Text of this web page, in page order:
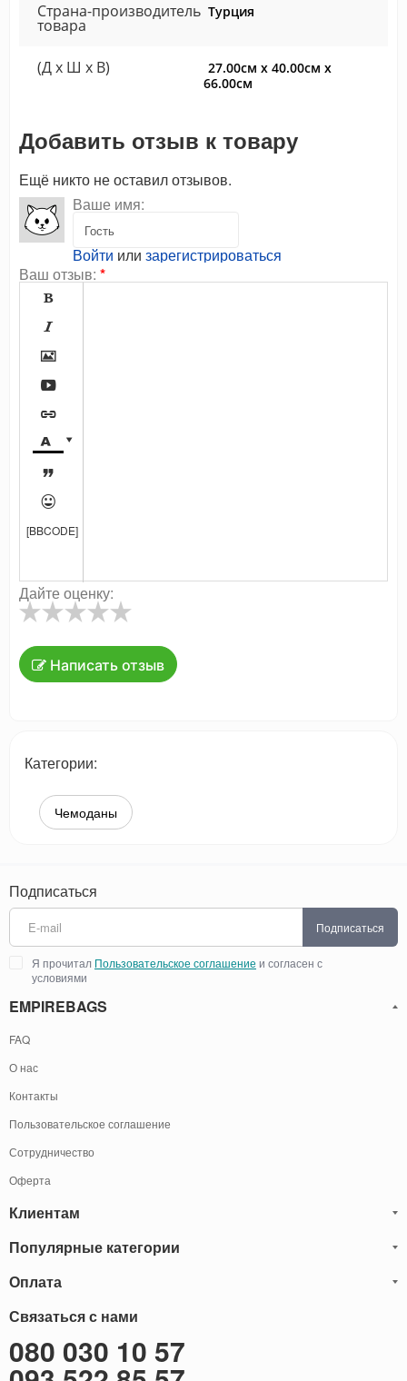
Страна-производитель
товара
Турция
(Д x Ш x В)
27.00см x 40.00см x
66.00см
Добавить отзыв к товару
Ещё никто не оставил отзывов.
Ваше имя:
Войти или зарегистрироваться
Ваш отзыв: *









[BBCODE]
Дайте оценку:
Написать отзыв
Категории:
Чемоданы
Подписаться
Подписаться
Я прочитал Пользовательское соглашение и согласен с
условиями
EMPIREBAGS
FAQ
О нас
Контакты
Пользовательское соглашение
Сотрудничество
Оферта
Клиентам
Блог
Обмен и Возврат
Карта сайта
Популярные категории
Мужские кожаные сумки
Саквояжи
Мужские кожаные кошельки
Оплата
Оплату товаров можно
осуществить
Наличными
Наложенный платёж (Оплата при получение)
Связаться с нами
080 030 10 57